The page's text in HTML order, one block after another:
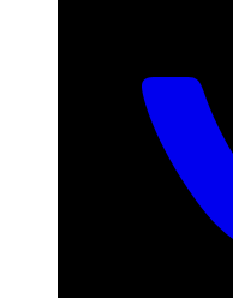
+7 (831) 290-86-98